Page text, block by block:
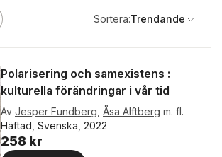
Sortera:Trendande
Polarisering och samexistens :
kulturella förändringar i vår tid
Av Jesper Fundberg Åsa Alftberg m. fl.
Häftad, Svenska, 2022
258 kr